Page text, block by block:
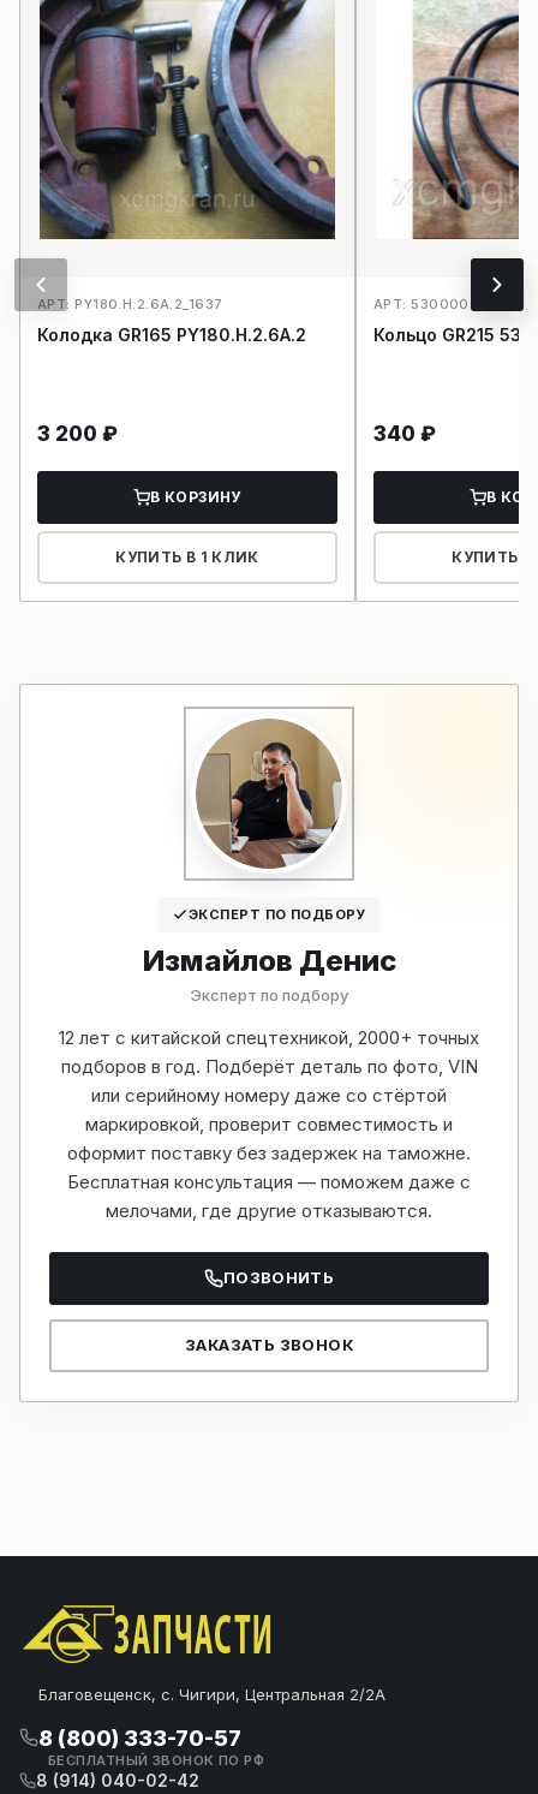
АРТ: PY180.H.2.6A.2_1637
Колодка GR165 PY180.H.2.6A.2
3 200 ₽
В КОРЗИНУ
КУПИТЬ В 1 КЛИК
АРТ: 53000055_1642
Кольцо GR215
340 ₽
В
КУПИТЬ В
ЭКСПЕРТ ПО ПОДБОРУ
Измайлов Денис
Эксперт по подбору
12 лет с китайской спецтехникой, 2000+ точных
подборов в год. Подберёт деталь по фото, VIN
или серийному номеру даже со стёртой
маркировкой, проверит совместимость и
оформит поставку без задержек на таможне.
Бесплатная консультация — поможем даже с
мелочами, где другие отказываются.
ПОЗВОНИТЬ
ЗАКАЗАТЬ ЗВОНОК
Благовещенск, с. Чигири, Центральная 2/2А
8 (800) 333-70-57
БЕСПЛАТНЫЙ ЗВОНОК ПО РФ
8 (914) 040-02-42